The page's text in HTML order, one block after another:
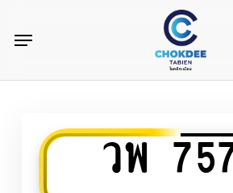
content
Menu
วพ